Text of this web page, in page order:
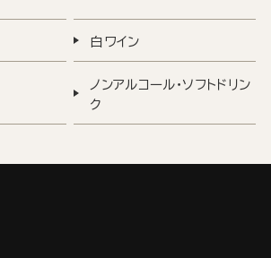
白ワイン
ノンアルコール・ソフトドリン
ク